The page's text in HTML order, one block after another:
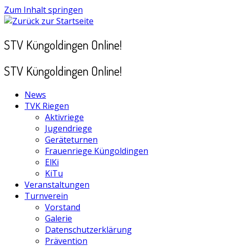
Zum Inhalt springen
STV Küngoldingen Online!
STV Küngoldingen Online!
News
TVK Riegen
Aktivriege
Jugendriege
Geräteturnen
Frauenriege Küngoldingen
ElKi
KiTu
Veranstaltungen
Turnverein
Vorstand
Galerie
Datenschutzerklärung
Prävention